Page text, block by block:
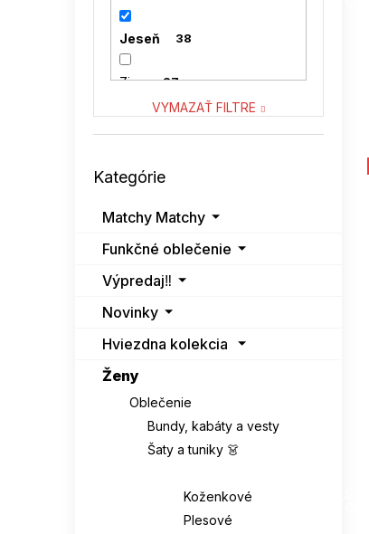
VENATON
VITON
Jeseň 38
Zima 27
VYMAZAŤ FILTRE
kategórie
Kategórie
Matchy Matchy
Funkčné oblečenie
Výpredaj‼️
Novinky
Hviezdna kolekcia
Ženy
Oblečenie
Bundy, kabáty a vesty
Šaty a tuniky 👗
Koženkové
Plesové